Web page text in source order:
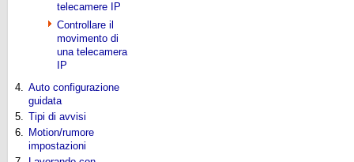
telecamere IP
Controllare il
movimento di
una telecamera
IP
4. Auto configurazione
guidata
5. Tipi di avvisi
6. Motion/rumore
impostazioni